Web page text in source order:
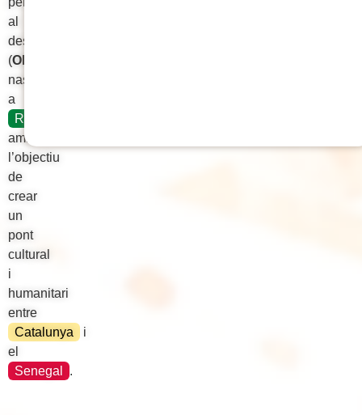
al
desenvolupament
(ONGD
nascuda
a
Reus
amb
l’objectiu
de
crear
un
pont
cultural
i
humanitari
entre
Catalunya
i
el
Senegal
.